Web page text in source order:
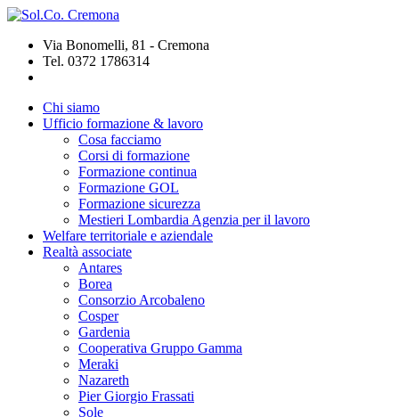
Via Bonomelli, 81 - Cremona
Tel. 0372 1786314
Chi siamo
Ufficio formazione & lavoro
Cosa facciamo
Corsi di formazione
Formazione continua
Formazione GOL
Formazione sicurezza
Mestieri Lombardia Agenzia per il lavoro
Welfare territoriale e aziendale
Realtà associate
Antares
Borea
Consorzio Arcobaleno
Cosper
Gardenia
Cooperativa Gruppo Gamma
Meraki
Nazareth
Pier Giorgio Frassati
Sole